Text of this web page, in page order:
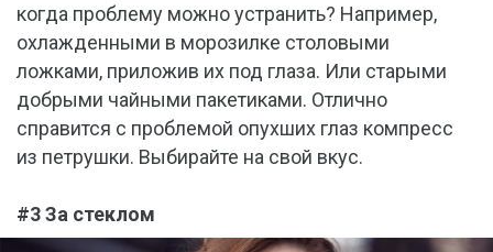
когда проблему можно устранить? Например,
охлажденными в морозилке столовыми
ложками, приложив их под глаза. Или старыми
добрыми чайными пакетиками. Отлично
справится с проблемой опухших глаз компресс
из петрушки. Выбирайте на свой вкус.
#3 За стеклом